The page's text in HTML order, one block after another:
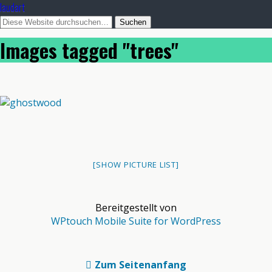
laudart
Images tagged "trees"
[SHOW PICTURE LIST]
Bereitgestellt von
WPtouch Mobile Suite for WordPress
Zum Seitenanfang